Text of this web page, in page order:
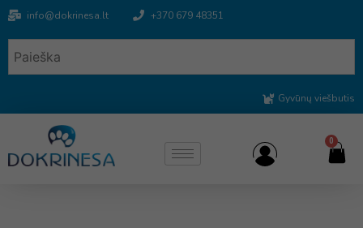
info@dokrinesa.lt +370 679 48351
Gyvūnų viešbutis
0